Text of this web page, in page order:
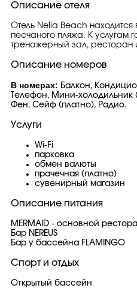
Описание отеля
Отель Nelia Beach находится
песчаного пляжа. К услугам
тренажерный зал, ресторан
Описание номеров
В номерах: Балкон,
Телефон, Мини-холодильник
Фен, Сейф (платно), Радио.
Услуги
Wi-Fi
парковка
обмен валюты
прачечная (платно)
сувенирный магазин
Описание питания
MERMAID - основной
Бар NEREUS
Бар у бассейна FLAMINGO
Спорт и отдых
Открытый бассейн